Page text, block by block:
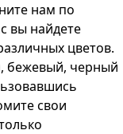
нам по
вы найдете
цветов.
бежевый, черный
свои